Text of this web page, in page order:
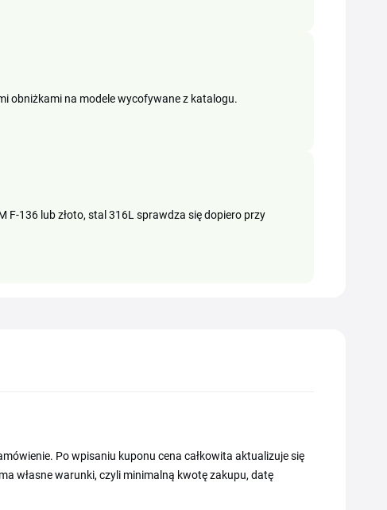
obniżkami na modele wycofywane z katalogu.
136 lub złoto, stal 316L sprawdza się dopiero przy
Po wpisaniu kuponu cena całkowita aktualizuje się
własne warunki, czyli minimalną kwotę zakupu, datę